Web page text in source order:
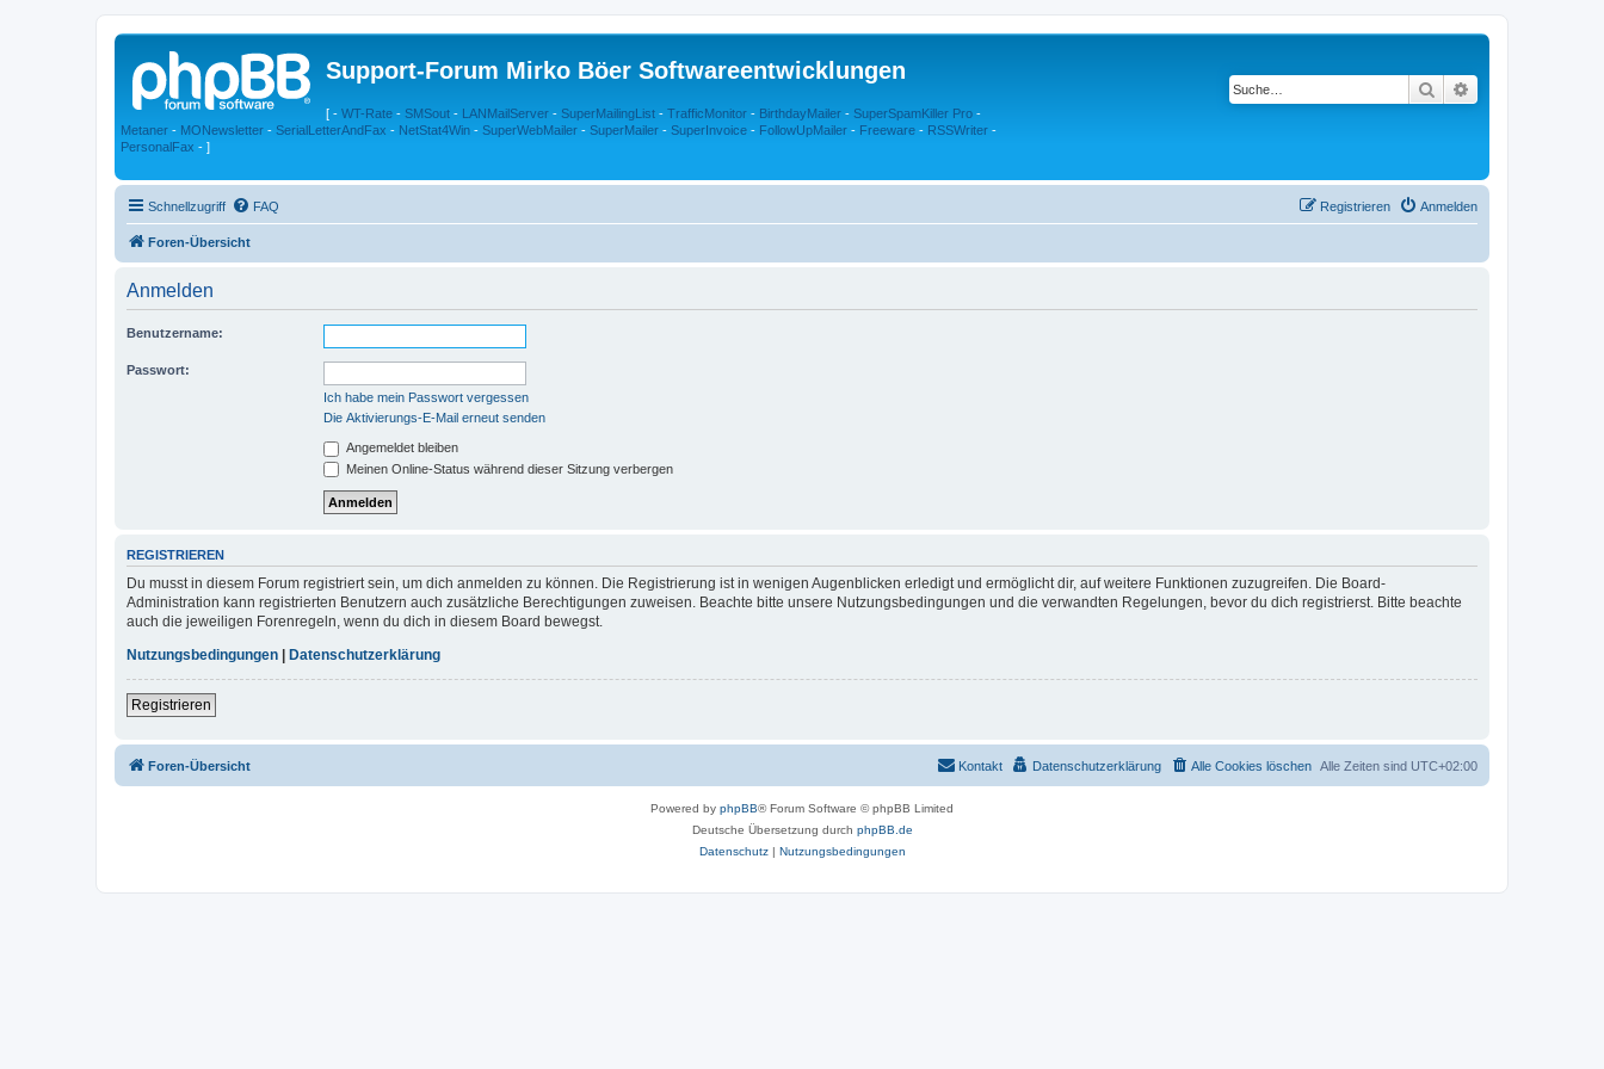
Support-Forum Mirko Böer Softwareentwicklungen
[ - WT-Rate - SMSout - LANMailServer - SuperMailingList - TrafficMonitor - BirthdayMailer - SuperSpamKiller Pro -
Metaner - MONewsletter - SerialLetterAndFax - NetStat4Win - SuperWebMailer - SuperMailer - SuperInvoice - FollowUpMailer - Freeware - RSSWriter -
PersonalFax - ]
Suche
Schnellzugriff FAQ Anmelden
Registrieren
Foren-Übersicht
Anmelden
Benutzername:
Passwort:
Ich habe mein Passwort vergessen
Die Aktivierungs-E-Mail erneut senden
Angemeldet bleiben
Meinen Online-Status während dieser Sitzung verbergen
REGISTRIEREN
Du musst in diesem Forum registriert sein, um dich anmelden zu können. Die Registrierung ist in wenigen Augenblicken erledigt und ermöglicht dir, auf weitere Funktionen zuzugreifen. Die Board-
Administration kann registrierten Benutzern auch zusätzliche Berechtigungen zuweisen. Beachte bitte unsere Nutzungsbedingungen und die verwandten Regelungen, bevor du dich registrierst. Bitte beachte
auch die jeweiligen Forenregeln, wenn du dich in diesem Board bewegst.
Nutzungsbedingungen | Datenschutzerklärung
Registrieren
Foren-Übersicht Alle Zeiten sind UTC+02:00
Alle Cookies löschen
Datenschutzerklärung
Kontakt
Powered by phpBB® Forum Software © phpBB Limited
Deutsche Übersetzung durch phpBB.de
Datenschutz| Nutzungsbedingungen